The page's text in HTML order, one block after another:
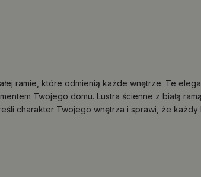
ramie, które odmienią każde wnętrze. Te
Twojego domu. Lustra ścienne z białą
charakter Twojego wnętrza i sprawi, że